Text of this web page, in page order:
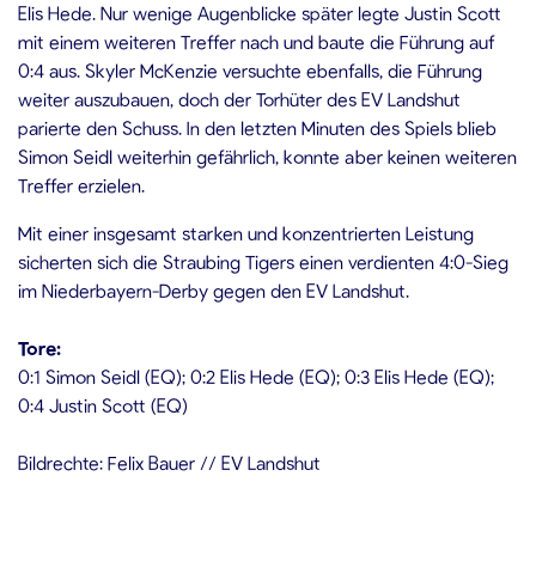
Elis Hede. Nur wenige Augenblicke später legte Justin Scott
mit einem weiteren Treffer nach und baute die Führung auf
0:4 aus. Skyler McKenzie versuchte ebenfalls, die Führung
weiter auszubauen, doch der Torhüter des EV Landshut
parierte den Schuss. In den letzten Minuten des Spiels blieb
Simon Seidl weiterhin gefährlich, konnte aber keinen weiteren
Treffer erzielen.
Mit einer insgesamt starken und konzentrierten Leistung
sicherten sich die Straubing Tigers einen verdienten 4:0-Sieg
im Niederbayern-Derby gegen den EV Landshut.
Tore:
0:1 Simon Seidl (EQ); 0:2 Elis Hede (EQ); 0:3 Elis Hede (EQ);
0:4 Justin Scott (EQ)
Bildrechte: Felix Bauer // EV Landshut